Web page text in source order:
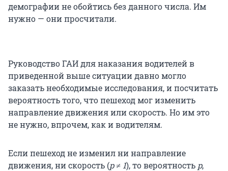
демографии не обойтись без данного числа. Им
нужно — они просчитали.
Руководство ГАИ для наказания водителей в
приведенной выше ситуации давно могло
заказать необходимые исследования, и посчитать
вероятность того, что пешеход мог изменить
направление движения или скорость. Но им это
не нужно, впрочем, как и водителям.
Если пешеход не изменил ни направление
движения, ни скорость (p ≠ 1), то вероятность p,